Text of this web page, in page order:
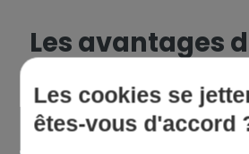
Les avantages
Facile à
Les cookies se
êtes-vous d'accord